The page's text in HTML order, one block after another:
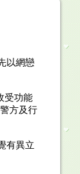
以網戀
受功能
方及行
有異立